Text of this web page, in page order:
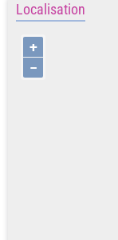
Localisation
+
−